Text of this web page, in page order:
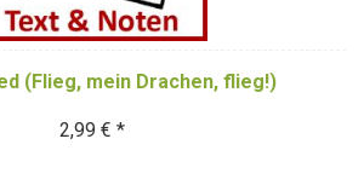
(Flieg, mein Drachen, flieg!)
2,99 € *